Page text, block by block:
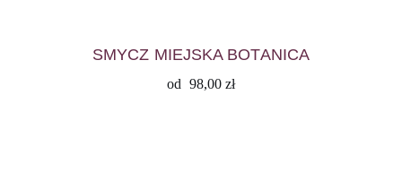
SMYCZ MIEJSKA BOTANICA
od 98,00 zł